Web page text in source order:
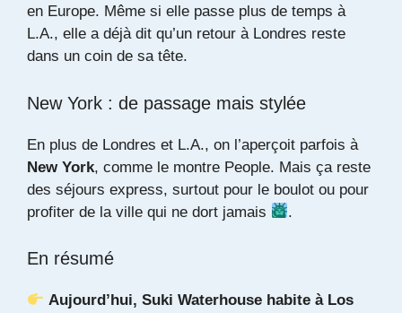
en Europe. Même si elle passe plus de temps à
L.A., elle a déjà dit qu’un retour à Londres reste
dans un coin de sa tête.
New York : de passage mais stylée
En plus de Londres et L.A., on l’aperçoit parfois à
New York, comme le montre People. Mais ça reste
des séjours express, surtout pour le boulot ou pour
profiter de la ville qui ne dort jamais
.
En résumé
Aujourd’hui, Suki Waterhouse habite à Los